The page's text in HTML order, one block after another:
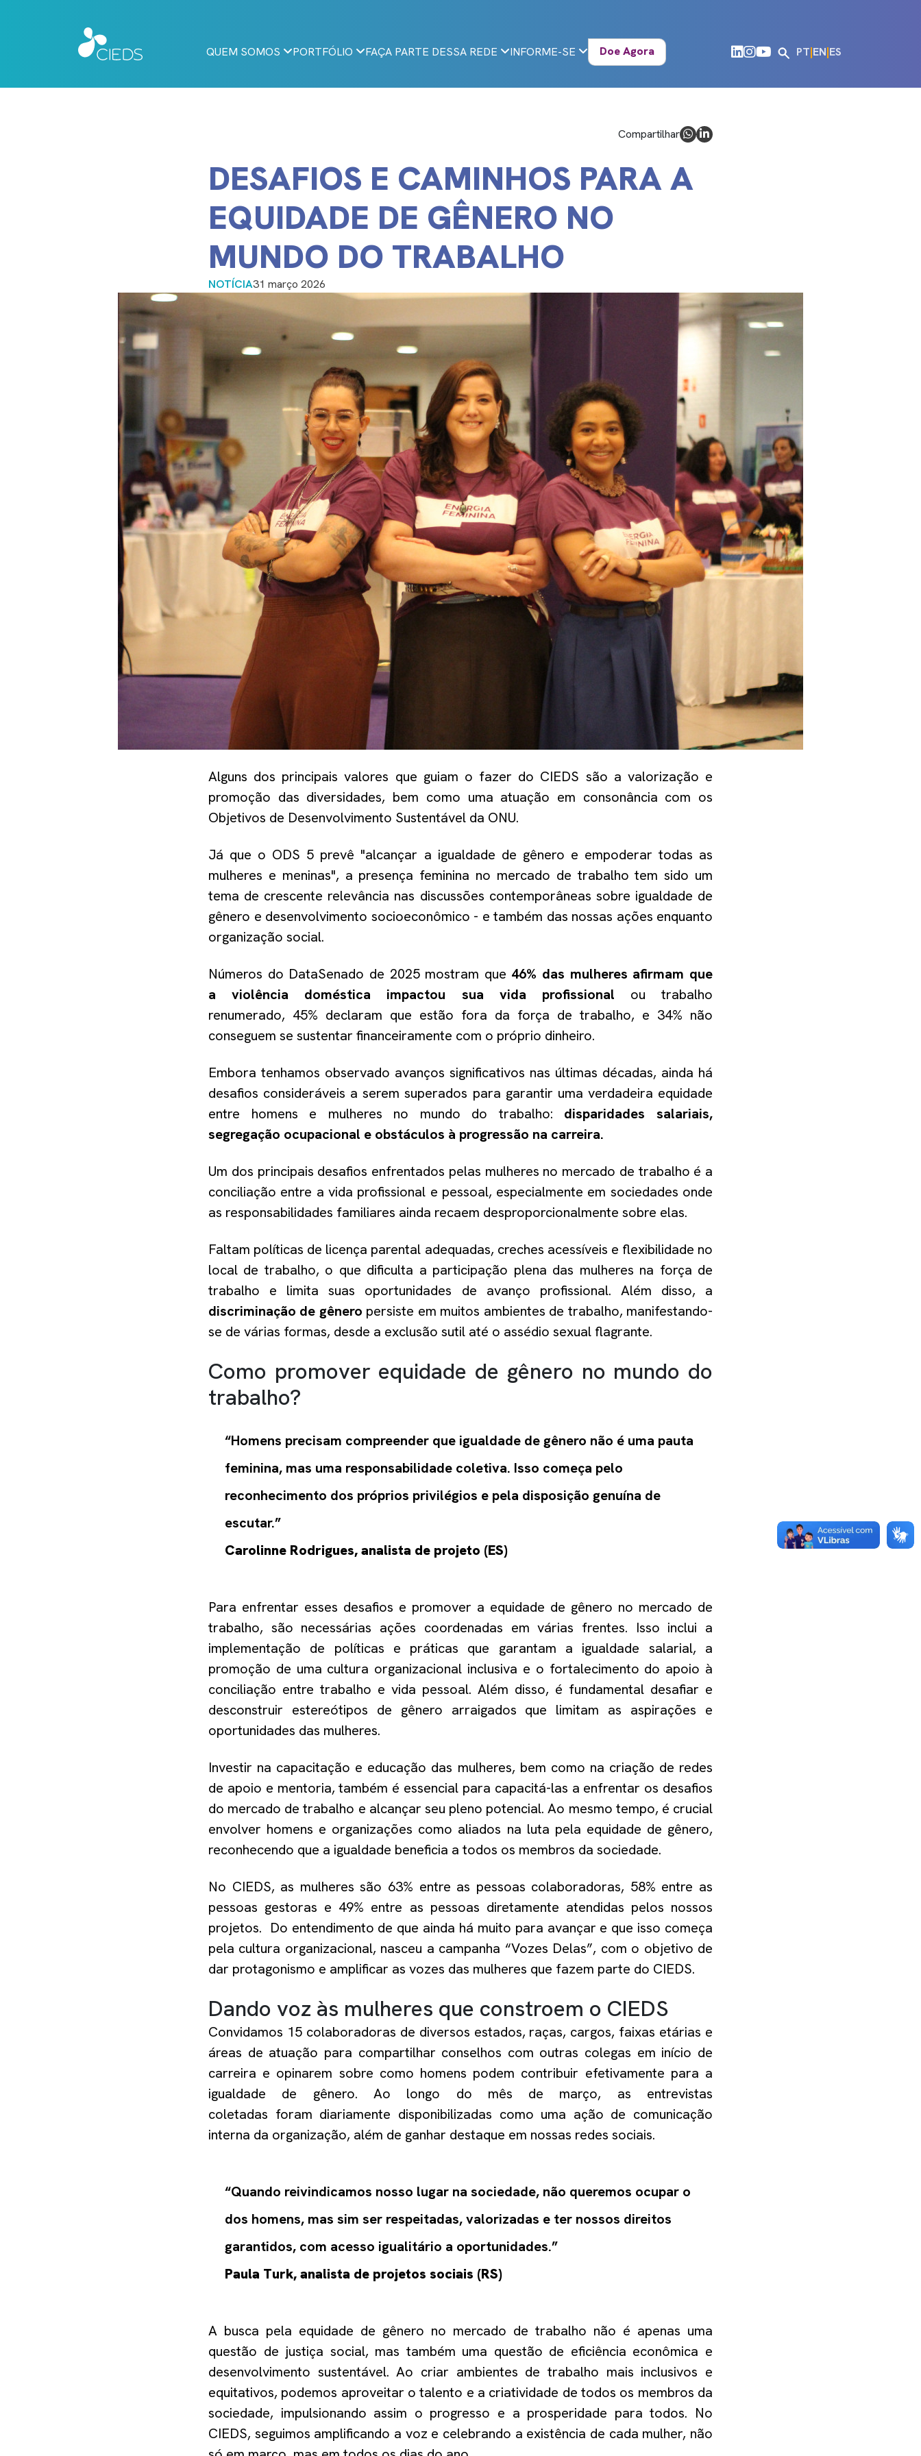
QUEM SOMOS PORTFÓLIO FAÇA PARTE DESSA REDE INFORME-SE Doe Agora PT|EN|ES
Compartilhar
DESAFIOS E CAMINHOS PARA A
EQUIDADE DE GÊNERO NO
MUNDO DO TRABALHO
NOTÍCIA31 março 2026
Alguns dos principais valores que guiam o fazer do CIEDS são a valorização e
promoção das diversidades, bem como uma atuação em consonância com os
Objetivos de Desenvolvimento Sustentável da ONU.
Já que o ODS 5 prevê "alcançar a igualdade de gênero e empoderar todas as
mulheres e meninas", a presença feminina no mercado de trabalho tem sido um
tema de crescente relevância nas discussões contemporâneas sobre igualdade de
gênero e desenvolvimento socioeconômico - e também das nossas ações enquanto
organização social.
Números do DataSenado de 2025mostram que 46% das mulheres afirmam que
aviolência doméstica impactou sua vida profissional ou trabalho
renumerado, 45% declaram que estão fora da força de trabalho, e 34% não
conseguem se sustentar financeiramente com o próprio dinheiro.
Embora tenhamos observado avanços significativos nas últimas décadas, ainda há
desafios consideráveis a serem superados para garantir uma verdadeira equidade
entre homens e mulheres no mundo do trabalho: disparidades salariais,
segregação ocupacional e obstáculos à progressão na carreira.
Um dos principais desafios enfrentados pelas mulheres no mercado de trabalho é a
conciliação entre a vida profissional e pessoal, especialmente em sociedades onde
as responsabilidades familiares ainda recaem desproporcionalmente sobre elas.
Faltam políticas de licença parental adequadas, creches acessíveis e flexibilidade no
local de trabalho, o que dificulta a participação plena das mulheres na força de
trabalho e limita suas oportunidades de avanço profissional. Além disso, a
discriminação de gênero persiste em muitos ambientes de trabalho, manifestando-
se de várias formas, desde a exclusão sutil até o assédio sexual flagrante.
Como promover equidade de gênero no mundo do
trabalho?
“Homens precisam compreender que igualdade de gênero não é uma pauta
feminina, mas uma responsabilidade coletiva. Isso começa pelo
reconhecimento dos próprios privilégios e pela disposição genuína de
escutar.”
Carolinne Rodrigues, analista de projeto (ES)
Para enfrentar esses desafios e promover a equidade de gênero no mercado de
trabalho, são necessárias ações coordenadas em várias frentes. Isso inclui a
implementação de políticas e práticas que garantam a igualdade salarial, a
promoção de uma cultura organizacional inclusiva e o fortalecimento do apoio à
conciliação entre trabalho e vida pessoal. Além disso, é fundamental desafiar e
desconstruir estereótipos de gênero arraigados que limitam as aspirações e
oportunidades das mulheres.
Investir na capacitação e educação das mulheres, bem como na criação de redes
de apoio e mentoria, também é essencial para capacitá-las a enfrentar os desafios
do mercado de trabalho e alcançar seu pleno potencial. Ao mesmo tempo, é crucial
envolver homens e organizações como aliados na luta pela equidade de gênero,
reconhecendo que a igualdade beneficia a todos os membros da sociedade.
No CIEDS, as mulheres são 63% entre as pessoas colaboradoras, 58% entre as
pessoas gestoras e 49% entre as pessoas diretamente atendidas pelos nossos
projetos. Do entendimento de que ainda há muito para avançar e que isso começa
pela cultura organizacional, nasceu a campanha “Vozes Delas”, com o objetivo de
dar protagonismo e amplificar as vozes das mulheres que fazem parte do CIEDS.
Dando voz às mulheres que constroem o CIEDS
Convidamos 15 colaboradoras de diversos estados, raças, cargos, faixas etárias e
áreas de atuação para compartilhar conselhos com outras colegas em início de
carreira e opinarem sobre como homens podem contribuir efetivamente para a
igualdade de gênero. Ao longo do mês de março, as entrevistas
coletadas foram diariamente disponibilizadas como uma ação de comunicação
interna da organização, além de ganhar destaque em nossas redes sociais.
“Quando reivindicamos nosso lugar na sociedade, não queremos ocupar o
dos homens, mas sim ser respeitadas, valorizadas e ter nossos direitos
garantidos, com acesso igualitário a oportunidades.”
Paula Turk,analista de projetos sociais (RS)
A busca pela equidade de gênero no mercado de trabalho não é apenas uma
questão de justiça social, mas também uma questão de eficiência econômica e
desenvolvimento sustentável. Ao criar ambientes de trabalho mais inclusivos e
equitativos, podemos aproveitar o talento e a criatividade de todos os membros da
sociedade, impulsionando assim o progresso e a prosperidade para todos. No
CIEDS, seguimos amplificando a voz e celebrando a existência de cada mulher, não